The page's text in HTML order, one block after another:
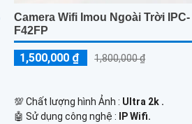
Camera Wifi Imou Ngoài Trời IPC-
F42FP
1,500,000 ₫ 1,800,000 ₫
💯 Chất lượng hình Ảnh : Ultra 2k .
🤖️ Sử dụng công nghệ :
IP Wifi.